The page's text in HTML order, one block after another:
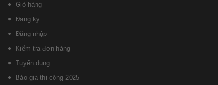
Giỏ hàng
Đăng ký
Đăng nhập
Kiểm tra đơn hàng
Tuyển dụng
Báo giá thi công 2025